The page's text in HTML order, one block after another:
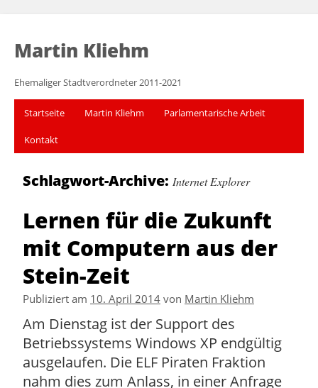
Martin Kliehm
Ehemaliger Stadtverordneter 2011-2021
Startseite Martin Kliehm Parlamentarische Arbeit
Kontakt
Schlagwort-Archive: Internet Explorer
Lernen für die Zukunft
mit Computern aus der
Stein-Zeit
Publiziert am 10. April 2014 von Martin Kliehm
Am Dienstag ist der Support des
Betriebssystems Windows XP endgültig
ausgelaufen. Die ELF Piraten Fraktion
nahm dies zum Anlass, in einer Anfrage